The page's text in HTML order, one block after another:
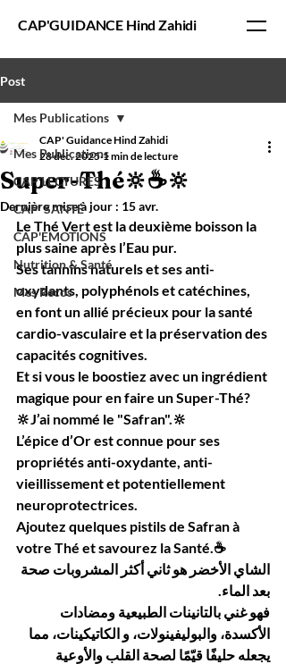
CAP'GUIDANCE Hind Zahidi
Post
Mes Publications
CAP'LECTURES
CAP' SANTÉ
CAP'EMOTIONS
Nutrition & Santé
Mes Recos
Mes Publications
Super-Thé🔆☕️🔆
CAP' Guidance Hind Zahidi
28 déc. 2025 1 min de lecture
Dernière mise à jour : 15 avr.
Le Thé Vert est la deuxième boisson la
plus saine après l’Eau pur.
Ses tannins naturels et ses anti-
oxydants, polyphénols et catéchines,
en font un allié précieux pour la santé
cardio-vasculaire et la préservation des
capacités cognitives.
Et si vous le boostiez avec un ingrédient
magique pour en faire un Super-Thé?
🔆J’ai nommé le "Safran".🔆
L’épice d’Or est connue pour ses
propriétés anti-oxydante, anti-
vieillissement et potentiellement
neuroprotectrices.
Ajoutez quelques pistils de Safran à
votre Thé et savourez la Santé.☕️
الشاي الأخضر هو ثاني أكثر المشروبات صحة
بعد الماء.
فهو غني بالتانينات الطبيعية ومضادات
الأكسدة، والبوليفينولات، و الكاتيكينات، مما
يجعله حليفًا قيّمًا لصحة القلب والأوعية